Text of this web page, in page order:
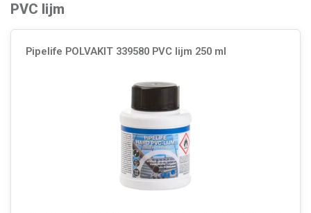
PVC lijm
Pipelife POLVAKIT 339580 PVC lijm 250 ml